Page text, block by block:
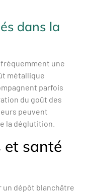
dans la
une
métallique
parfois
du goût des
peuvent
la déglutition.
et santé
un dépôt blanchâtre